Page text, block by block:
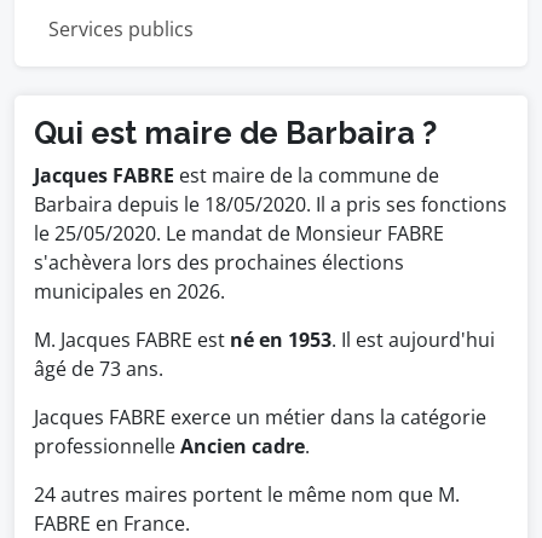
Services publics
Qui est maire de Barbaira ?
Jacques FABRE est maire de la commune de
Barbaira depuis le 18/05/2020. Il a pris ses fonctions
le 25/05/2020. Le mandat de Monsieur FABRE
s'achèvera lors des prochaines élections
municipales en 2026.
M. Jacques FABRE est né en 1953. Il est aujourd'hui
âgé de 73 ans.
Jacques FABRE exerce un métier dans la catégorie
professionnelleAncien cadre.
24 autres maires portent le même nom que M.
FABRE en France.